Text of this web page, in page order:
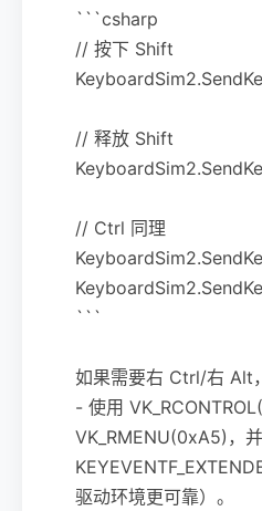
```csharp
// 按下 Shift
// 释放 Shift
// Ctrl 同理
```
如果需要右 Ctrl/右 Alt
- 使用
VK_RMENU(0xA5)，
驱动环境更可靠）。